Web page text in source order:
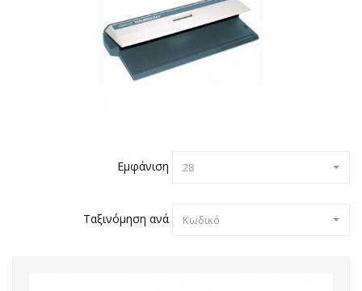
Εμφάνιση 28
Ταξινόμηση ανά Κωδικό